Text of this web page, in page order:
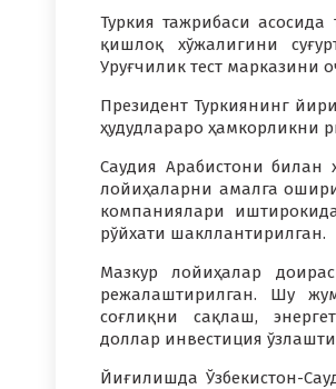
Туркия тажрибаси
қишлоқ хўжалигини
Уруғчилик тест марказини
Президент Туркиянинг
ҳудудлараро ҳамкорликни
Саудия Арабистони
лойиҳаларни амалга
компаниялари
рўйхати шакллантирилган.
Мазкур лойиҳалар
режалаштирилган. Шу
соғлиқни сақлаш,
доллар инвестиция
Йиғилишда Ўзбекистон-